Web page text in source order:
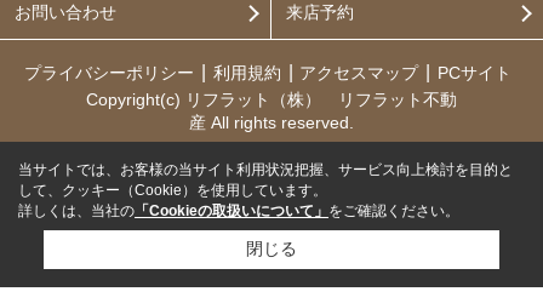
お問い合わせ 来店予約
プライバシーポリシー 利用規約 アクセスマップ
PCサイト
Copyright(c) リフラット（株） リフラット不動
産 All rights reserved.
当サイトでは、お客様の当サイト利用状況把握、サービス向上検討を目的と
して、クッキー（Cookie）を使用しています。
詳しくは、当社の 「Cookieの取扱いについて」 をご確認ください。
閉じる